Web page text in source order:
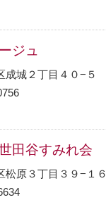
ジュ
成城２丁目４０−５
田谷すみれ会
松原３丁目３９−１６